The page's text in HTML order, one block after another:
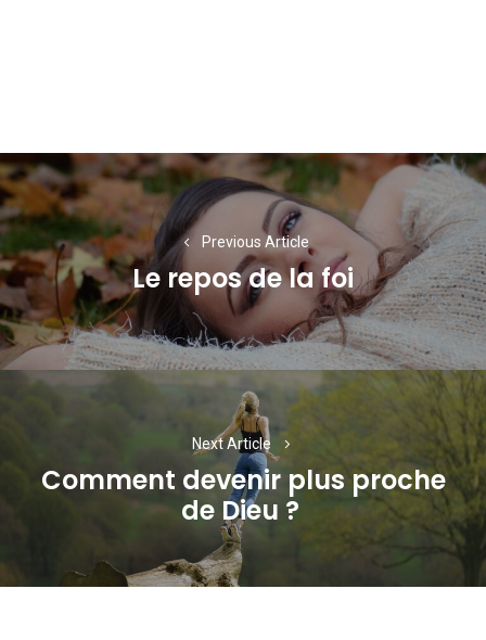
Navigation
de
l’article
Previous Article
Previous
post:
Le repos de la foi
Next Article
Next
post:
Comment devenir plus proche
de Dieu ?